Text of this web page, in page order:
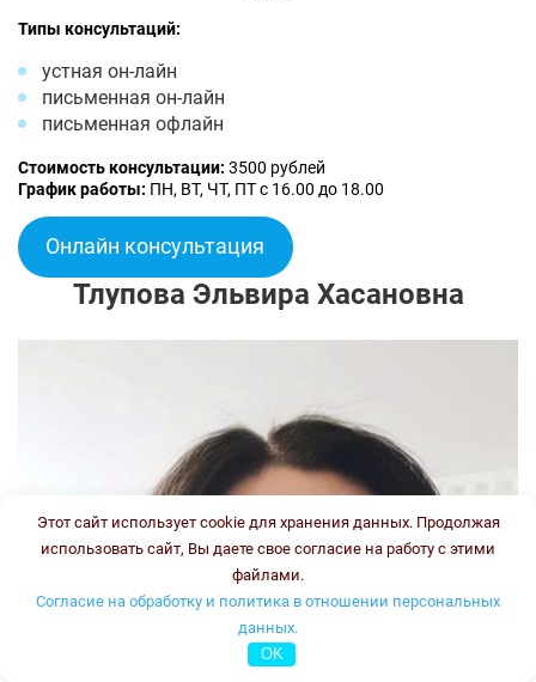
Типы консультаций:
устная он-лайн
письменная он-лайн
письменная офлайн
Стоимость консультации: 3500 рублей
График работы: ПН, ВТ, ЧТ, ПТ с 16.00 до 18.00
Онлайн консультация
Тлупова Эльвира Хасановна
Этот сайт использует cookie для хранения данных. Продолжая
использовать сайт, Вы даете свое согласие на работу с этими
файлами.
Согласие на обработку и политика в отношении персональных
данных.
OK